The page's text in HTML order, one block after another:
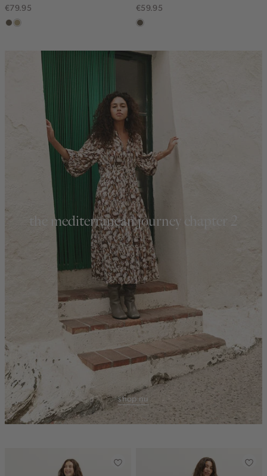
€79.95
middenbruin
lichtkhaki
€59.95
middenbruin
the mediterranean journey chapter 2
shop nu